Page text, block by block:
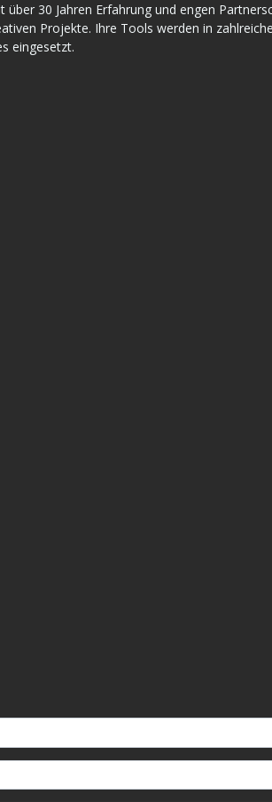
30 Jahren Erfahrung und engen
Projekte. Ihre Tools werden in
eingesetzt.